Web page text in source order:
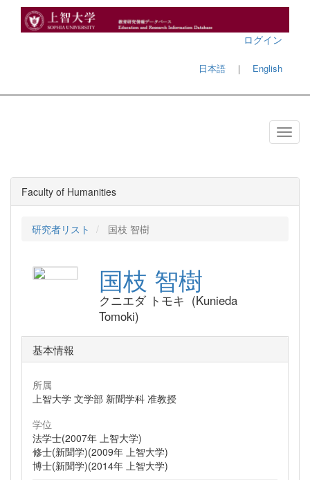
ログイン
日本語 ｜ English
Faculty of Humanities
研究者リスト 国枝 智樹
国枝 智樹
クニエダ トモキ (Kunieda
Tomoki)
基本情報
所属
上智大学 文学部 新聞学科 准教授
学位
法学士(2007年 上智大学)
修士(新聞学)(2009年 上智大学)
博士(新聞学)(2014年 上智大学)